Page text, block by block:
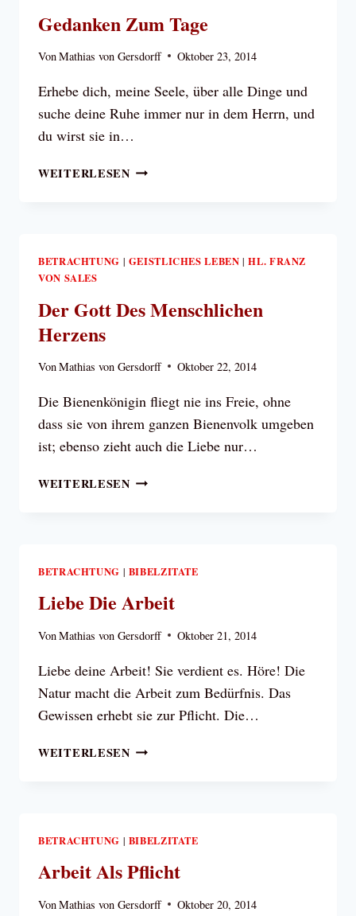
Gedanken Zum Tage
VonMathias von Gersdorff Oktober 23, 2014
Erhebe dich, meine Seele, über alle Dinge und
suche deine Ruhe immer nur in dem Herrn, und
du wirst sie in…
WEITERLESENGEDANKEN
BETRACHTUNG | GEISTLICHES LEBEN |HL. FRANZ
VON SALES
Der Gott Des Menschlichen
Herzens
VonMathias von Gersdorff Oktober 22, 2014
Die Bienenkönigin fliegt nie ins Freie, ohne
dass sie von ihrem ganzen Bienenvolk umgeben
ist; ebenso zieht auch die Liebe nur…
WEITERLESENDER
BETRACHTUNG | BIBELZITATE
Liebe Die Arbeit
VonMathias von Gersdorff Oktober 21, 2014
Liebe deine Arbeit! Sie verdient es. Höre! Die
Natur macht die Arbeit zum Bedürfnis. Das
Gewissen erhebt sie zur Pflicht. Die…
WEITERLESENLIEBE
BETRACHTUNG | BIBELZITATE
Arbeit Als Pflicht
VonMathias von Gersdorff Oktober 20, 2014